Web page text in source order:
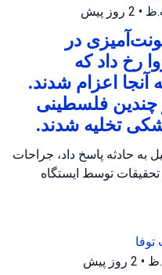
• 2 روز پیش
در
رخ داد که
آنجا اعزام شدند.
فلسطینی
تخلیه شدند.
به حادثه پاسخ داد، جراحات
توسط ایستگاه
• 2 روز پیش